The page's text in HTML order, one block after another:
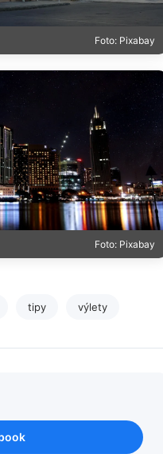
Foto: Pixabay
Foto: Pixabay
tipy výlety